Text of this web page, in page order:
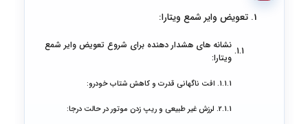
تعویض وایر شمع ویتارا:
نشانه های هشدار دهنده برای شروع تعویض وایر شمع
ویتارا:
افت ناگهانی قدرت و کاهش شتاب خودرو:
لرزش غیر طبیعی و ریپ زدن موتور در حالت درجا: